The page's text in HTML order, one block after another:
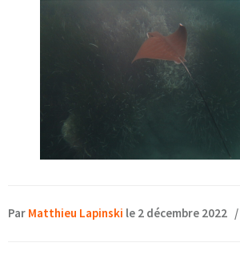
Par Matthieu Lapinski le 2 décembre 2022 /